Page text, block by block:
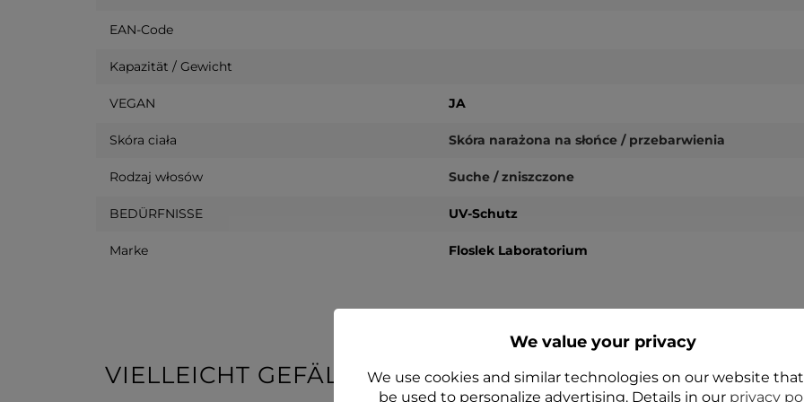
EAN-Code
Kapazität / Gewicht
VEGAN JA
Skóra ciała Skóra narażona na słońce / przebarwienia
Rodzaj włosów Suche / zniszczone
BEDÜRFNISSE UV-Schutz
Marke Floslek Laboratorium
VIELLEICHT GEFÄLLT IHNEN AUCH
We value your privacy
We use cookies and similar technologies on our website
be used to personalize advertising. Details in our privacy